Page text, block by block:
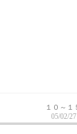
１０～
05/02/